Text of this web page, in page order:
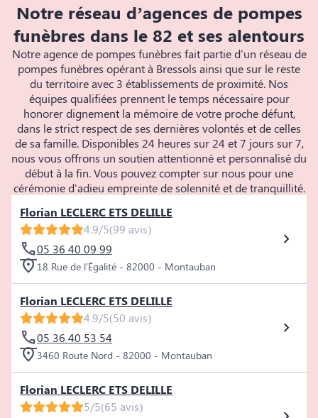
Notre réseau d’agences de pompes
funèbres dans le 82 et ses alentours
Notre agence de pompes funèbres fait partie d'un réseau de
pompes funèbres opérant à Bressols ainsi que sur le reste
du territoire avec 3 établissements de proximité. Nos
équipes qualifiées prennent le temps nécessaire pour
honorer dignement la mémoire de votre proche défunt,
dans le strict respect de ses dernières volontés et de celles
de sa famille. Disponibles 24 heures sur 24 et 7 jours sur 7,
nous vous offrons un soutien attentionné et personnalisé du
début à la fin. Vous pouvez compter sur nous pour une
cérémonie d'adieu empreinte de solennité et de tranquillité.
Florian LECLERC ETS DELILLE
4.9/5(99 avis)
05 36 40 09 99
18 Rue de l'Égalité - 82000 - Montauban
Florian LECLERC ETS DELILLE
4.9/5(50 avis)
05 36 40 53 54
3460 Route Nord - 82000 - Montauban
Florian LECLERC ETS DELILLE
5/5(65 avis)